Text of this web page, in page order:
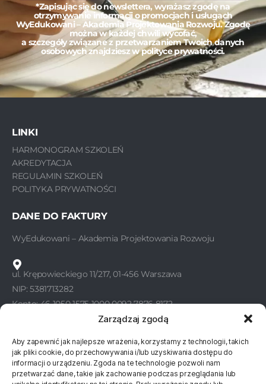
Zarządzaj zgodą
Aby zapewnić jak najlepsze wrażenia, korzystamy z technologii, takich
jak pliki cookie, do przechowywania i/lub uzyskiwania dostępu do
informacji o urządzeniu. Zgoda na te technologie pozwoli nam
przetwarzać dane, takie jak zachowanie podczas przeglądania lub
*Zapisując się do newslettera, wyrażasz zgodę na
otrzymywanie informacji o promocjach i usługach
WyEdukowani – Akademia Projektowania Rozwoju. Zgodę
można w każdej chwili wycofać,
a szczegóły związane z przetwarzaniem Twoich danych
osobowych znajdziesz w polityce prywatności.
KONTAKT
WyEdukowani
DANE DO FAKTURY
WyEdukowani – Akademia Projektowania Rozwoju
ul. Krępowieckiego 11/217, 01-456 Warszawa
NIP: 5381713282
Konto: 46 1050 1575 1000 0092 7876 8172
LINKI
HARMONOGRAM SZKOLEŃ
AKREDYTACJA
REGULAMIN SZKOLEŃ
POLITYKA PRYWATNOŚCI